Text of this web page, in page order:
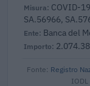
COVID-
SA.56966,
Banca del
Fonte: Registro